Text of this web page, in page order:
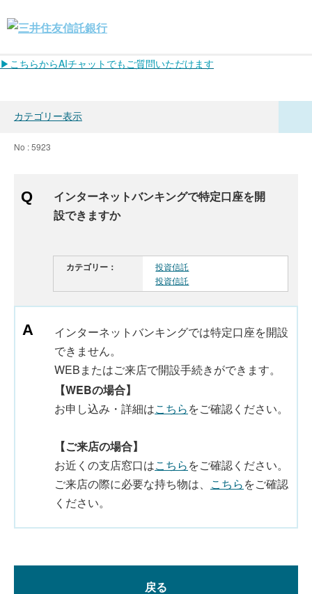
▶こちらからAIチャットでもご質問いただけます
カテゴリー表示
No : 5923
インターネットバンキングで特定口座を開
設できますか
カテゴリー：
投資信託
投資信託
インターネットバンキングでは特定口座を開設
できません。
WEBまたはご来店で開設手続きができます。
【WEBの場合】
お申し込み・詳細はこちらをご確認ください。
【ご来店の場合】
お近くの支店窓口はこちらをご確認ください。
ご来店の際に必要な持ち物は、 こちらをご確認
ください。
戻る